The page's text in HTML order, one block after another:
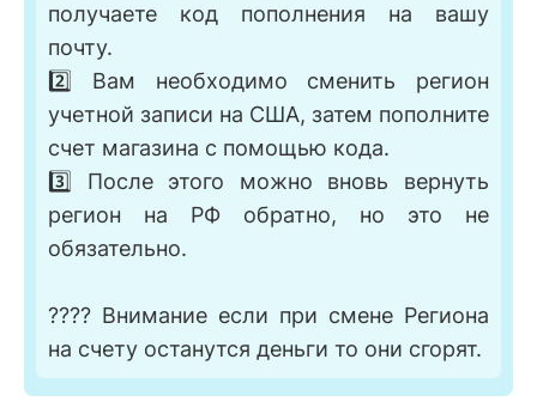
получаете код пополнения на вашу
почту.
2️⃣ Вам необходимо сменить регион
учетной записи на США, затем пополните
счет магазина с помощью кода.
3️⃣ После этого можно вновь вернуть
регион на РФ обратно, но это не
обязательно.
???? Внимание если при смене Региона
на счету останутся деньги то они сгорят.